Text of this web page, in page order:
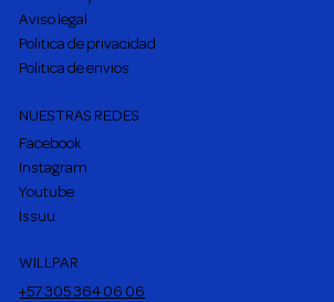
Aviso legal
Politica de privacidad
Politica de envios
NUESTRAS REDES
Facebook
Instagram
Youtube
Issuu
WILLPAR
+57 305 364 06 06